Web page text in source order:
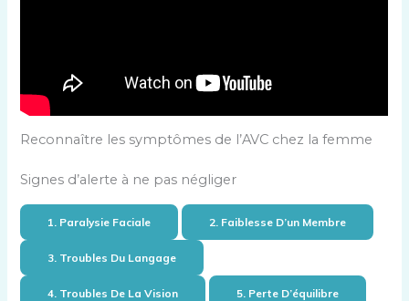
Reconnaître les symptômes de l’AVC chez la femme
Signes d’alerte à ne pas négliger
1. Paralysie Faciale 2. Faiblesse D’un Membre
3. Troubles Du Langage
4. Troubles De La Vision 5. Perte D’équilibre